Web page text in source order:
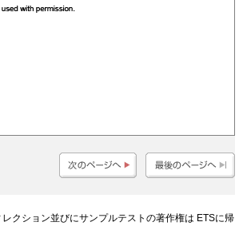
クション並びにサンプルテストの著作権は ETSに帰